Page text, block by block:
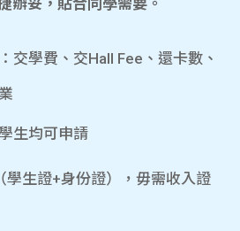
交學費、交Hall Fee、還卡數、
生均可申請
學生證+身份證），毋需收入證